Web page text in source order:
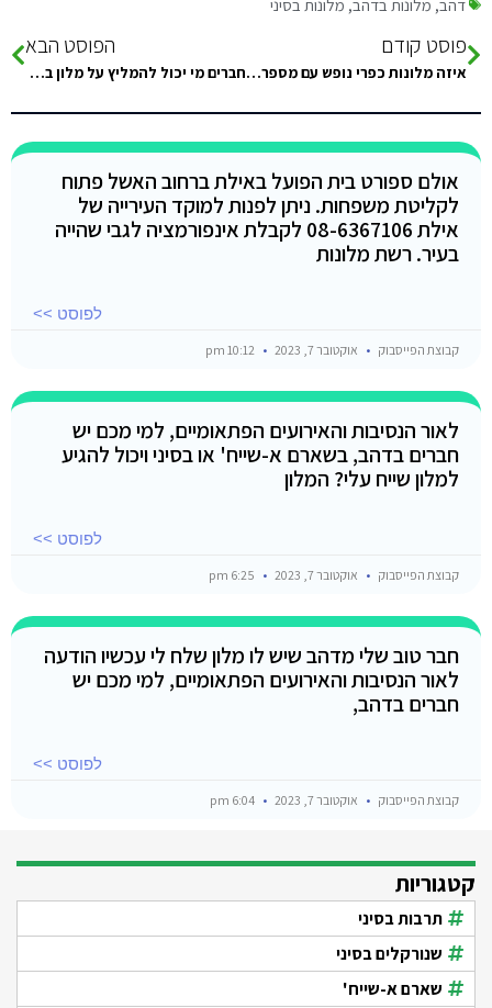
דהב, מלונות בדהב, מלונות בסיני
פוסט קודם
איזה מלונות כפרי נופש עם מספר בריכות והכל כלול יש באיזור טאבה עד דהב?
הפוסט הבא
חברים מי יכול להמליץ על מלון בדהב תודה
אולם ספורט בית הפועל באילת ברחוב האשל פתוח
לקליטת משפחות. ניתן לפנות למוקד העירייה של
אילת 08-6367106 לקבלת אינפורמציה לגבי שהייה
בעיר. רשת מלונות
לפוסט >>
קבוצת הפייסבוק אוקטובר 7, 2023
לאור הנסיבות והאירועים הפתאומיים, למי מכם יש
חברים בדהב, בשארם א-שייח' או בסיני ויכול להגיע
למלון שייח עלי? המלון
לפוסט >>
קבוצת הפייסבוק אוקטובר 7, 2023
חבר טוב שלי מדהב שיש לו מלון שלח לי עכשיו הודעה
לאור הנסיבות והאירועים הפתאומיים, למי מכם יש
חברים בדהב,
לפוסט >>
קבוצת הפייסבוק אוקטובר 7, 2023
קטגוריות
תרבות בסיני
שנורקלים בסיני
שארם א-שייח'